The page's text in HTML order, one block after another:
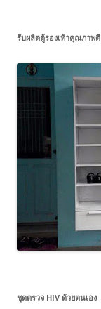
รับผลิตตู้รองเท้าคุณภาพดี
ชุดตรวจ HIV ด้วยตนเอง